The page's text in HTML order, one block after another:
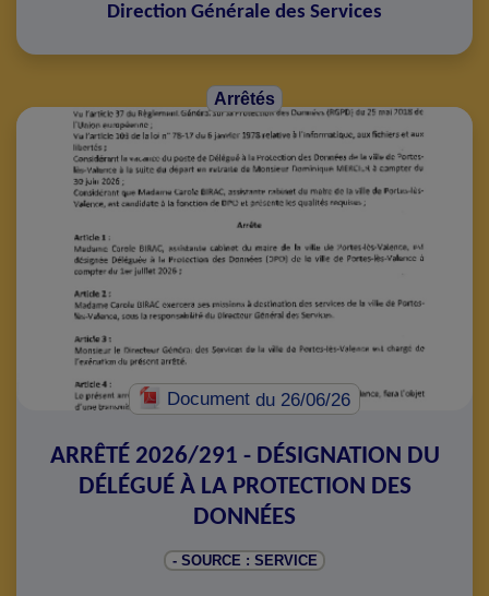
Direction Générale des Services
Arrêtés
Documentdu 26/06/26
ARRÊTÉ 2026/291 - DÉSIGNATION DU
DÉLÉGUÉ À LA PROTECTION DES
DONNÉES
- SOURCE : SERVICE